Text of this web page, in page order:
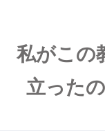
私がこの
立った